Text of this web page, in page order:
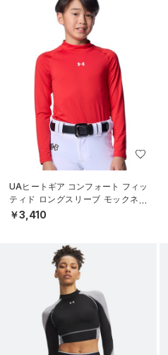
UAヒートギア コンフォート フィッ
ティド ロングスリーブ モックネッ
ク シャツ（ベースボール/BOYS）
￥3,410